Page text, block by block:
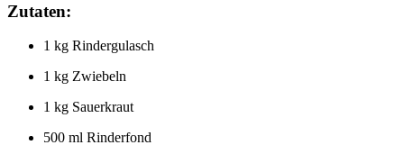
Zutaten:
1 kg Rindergulasch
1 kg Zwiebeln
1 kg Sauerkraut
500 ml Rinderfond